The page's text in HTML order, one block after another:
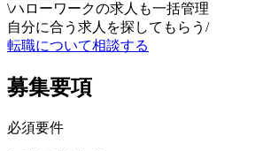
\ハローワークの求人も一括管理
自分に合う求人を探してもらう /
転職について相談する
募集要項
必須要件